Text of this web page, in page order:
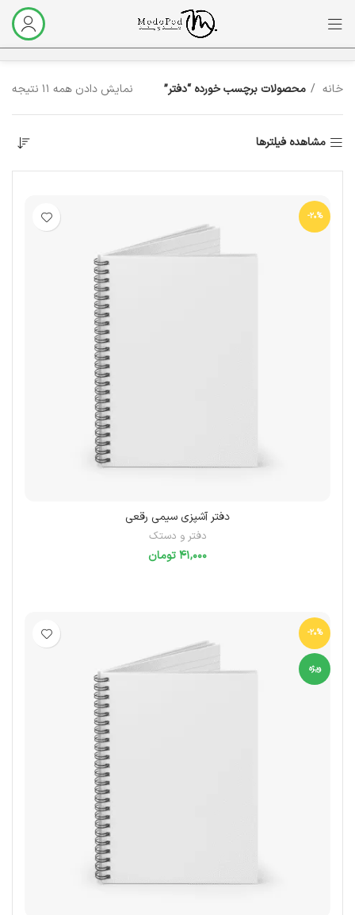
خانه محصولات برچسب خورده “دفتر” نمایش دادن همه 11 نتیجه
مشاهده فیلترها
-20%
دفتر آشپزی سیمی رقعی
دفتر و دستک
تومان
-20%
ویژه